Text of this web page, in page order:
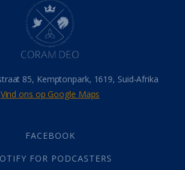
Hemel (31)
Israel (14)
Millennium(1)
Oordeelsdag(19)
Verheerlikte liggaam
Wederkoms
(27)
(87)
Die Onse Vader(12)
(392)
85, Kemptonpark, 1619, Suid-Afrika
Vind ons op Google Maps
FACEBOOK
FOR PODCASTERS